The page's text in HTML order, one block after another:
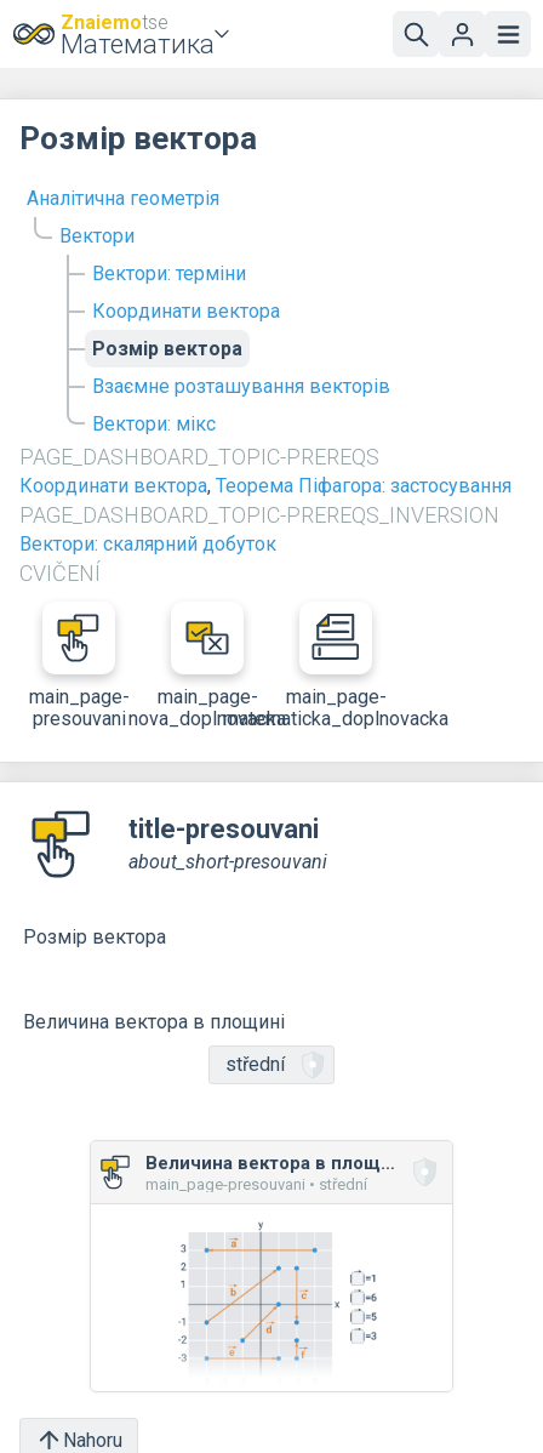
Znaiemotse
Математика
Аналітична геометрія
Вектори
Вектори: терміни
Координати вектора
Розмір вектора
Взаємне розташування векторів
Вектори: мікс
PAGE_DASHBOARD_TOPIC-PREREQS
Координати вектора, Теорема Піфагора: застосування
PAGE_DASHBOARD_TOPIC-PREREQS_INVERSION
Вектори: скалярний добуток
CVIČENÍ
main_page-
presouvani
main_page-
nova_doplnovacka
main_page-
matematicka_doplnovacka
Розмір вектора
title-presouvani
about_short-presouvani
Розмір вектора
Величина вектора в площині
střední
Величина вектора в площині
main_page-presouvani • střední
Nahoru